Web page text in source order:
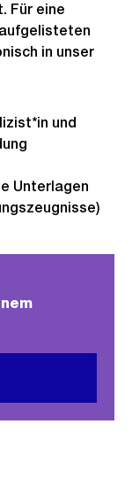
Für eine
in unser
und
Unterlagen